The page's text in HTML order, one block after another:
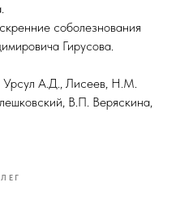
соболезнования
Гирусова.
А.Д., Лисеев, Н.М.
В.П. Веряскина,